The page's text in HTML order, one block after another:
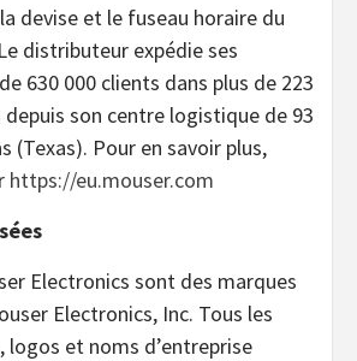
devise et le fuseau horaire du
distributeur expédie ses
630 000 clients dans plus de 223
son centre logistique de 93
(Texas). Pour en savoir plus,
https://eu.mouser.com
Electronics sont des marques
Electronics, Inc. Tous les
logos et noms d’entreprise